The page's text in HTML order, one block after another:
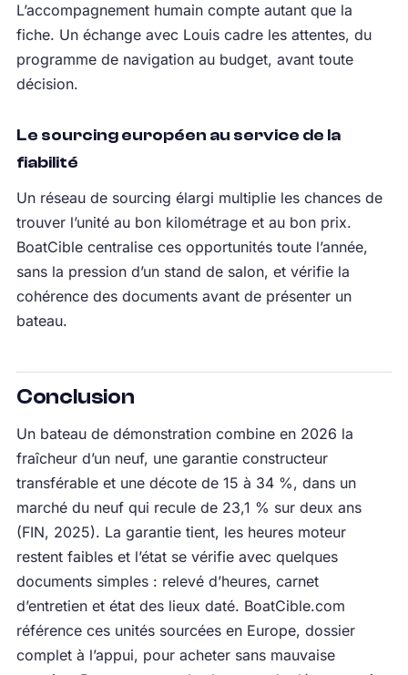
L’accompagnement humain compte autant que la
fiche. Un échange avec Louis cadre les attentes, du
programme de navigation au budget, avant toute
décision.
Le sourcing européen au service de la
fiabilité
Un réseau de sourcing élargi multiplie les chances de
trouver l’unité au bon kilométrage et au bon prix.
BoatCible centralise ces opportunités toute l’année,
sans la pression d’un stand de salon, et vérifie la
cohérence des documents avant de présenter un
bateau.
Conclusion
Un bateau de démonstration combine en 2026 la
fraîcheur d’un neuf, une garantie constructeur
transférable et une décote de 15 à 34 %, dans un
marché du neuf qui recule de 23,1 % sur deux ans
(FIN, 2025). La garantie tient, les heures moteur
restent faibles et l’état se vérifie avec quelques
documents simples : relevé d’heures, carnet
d’entretien et état des lieux daté. BoatCible.com
référence ces unités sourcées en Europe, dossier
complet à l’appui, pour acheter sans mauvaise